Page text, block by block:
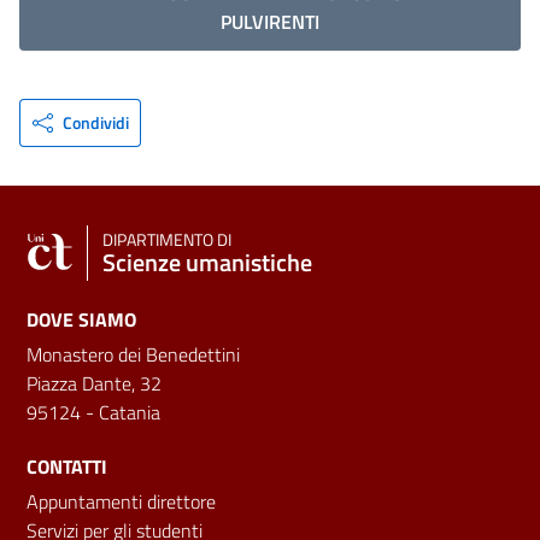
PULVIRENTI
Condividi
DIPARTIMENTO DI
Scienze umanistiche
DOVE SIAMO
Monastero dei Benedettini
Piazza Dante, 32
95124 - Catania
CONTATTI
Appuntamenti direttore
Servizi per gli studenti